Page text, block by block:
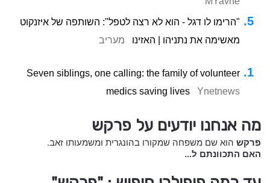
"הרימו לו דגל - הוא לא רצה לטפל": השותפה של איזנקוט
מאשימה את נתניהו | האזינו
מעריב
Seven siblings, one calling: the family of volunteer
medics saving lives
Ynetnews
מה אנחנו יודעים על פרקש
פרקש הוא שם משפחה שמקורו בהונגרית ומשמעותו זאב.
האם התכוונתם ל...